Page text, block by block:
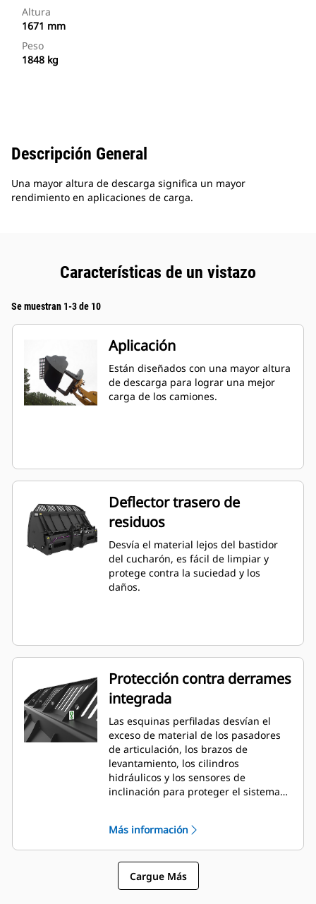
Altura
1671 mm
Peso
1848 kg
Descripción General
Una mayor altura de descarga significa un mayor
rendimiento en aplicaciones de carga.
Características de un vistazo
Se muestran 1-3 de 10
Aplicación
Están diseñados con una mayor altura
de descarga para lograr una mejor
carga de los camiones.
Deflector trasero de
residuos
Desvía el material lejos del bastidor
del cucharón, es fácil de limpiar y
protege contra la suciedad y los
daños.
Protección contra derrames
integrada
Las esquinas perfiladas desvían el
exceso de material de los pasadores
de articulación, los brazos de
levantamiento, los cilindros
hidráulicos y los sensores de
inclinación para proteger el sistema
material amontonado, lo que crea una
buena visibilidad hacia delante y evita
daños en las esquinas al descargar.
Más información
Cargue Más